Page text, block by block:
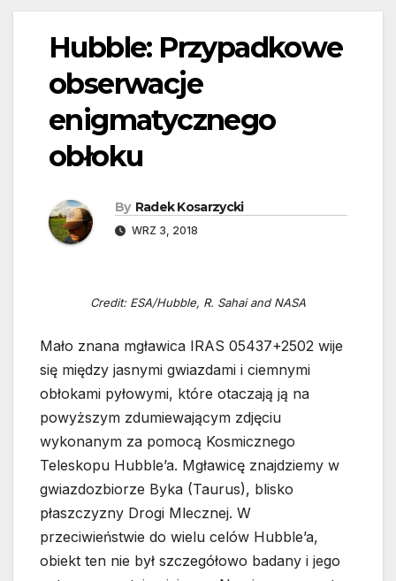
Hubble: Przypadkowe
obserwacje
enigmatycznego
obłoku
By Radek Kosarzycki
WRZ 3, 2018
Credit: ESA/Hubble, R. Sahai and NASA
Mało znana mgławica IRAS 05437+2502 wije
się między jasnymi gwiazdami i ciemnymi
obłokami pyłowymi, które otaczają ją na
powyższym zdumiewającym zdjęciu
wykonanym za pomocą Kosmicznego
Teleskopu Hubble’a. Mgławicę znajdziemy w
gwiazdozbiorze Byka (Taurus), blisko
płaszczyzny Drogi Mlecznej. W
przeciwieństwie do wielu celów Hubble’a,
obiekt ten nie był szczegółowo badany i jego